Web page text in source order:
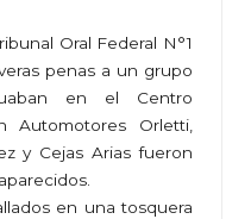
Oral Federal N°1
penas a un grupo
en el Centro
Automotores Orletti,
y Cejas Arias fueron
en una tosquera